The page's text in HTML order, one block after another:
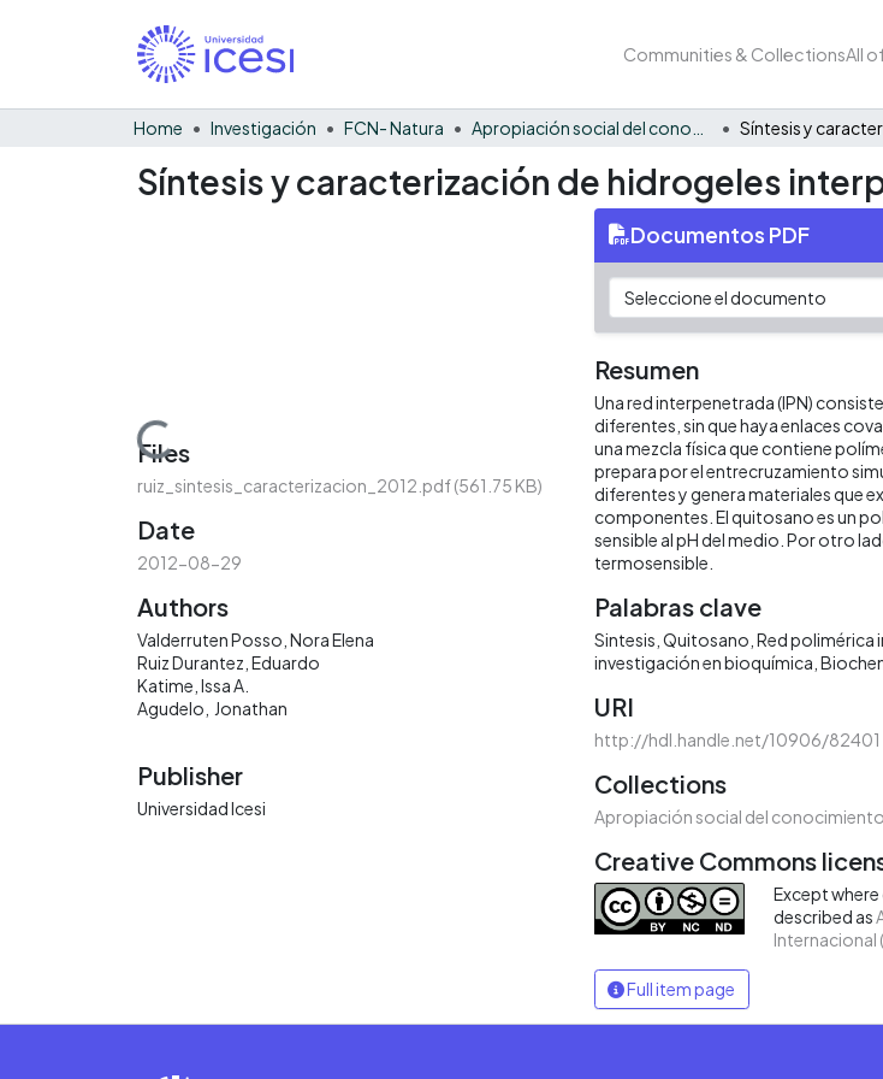
Communities & CollectionsAll
Home Investigación FCN- Natura
Síntesis y caracterización de hidrogeles
Loading...
Files
ruiz_sintesis_caracterizacion_2012.pdf(561.75 KB)
Date
2012-08-29
Authors
Valderruten Posso, Nora Elena
Ruiz Durantez, Eduardo
Katime, Issa A.
Agudelo, Jonathan
Publisher
Universidad Icesi
Documentos PDF
Resumen
Una red interpenetrada (IPN)
diferentes, sin que haya enlaces
una mezcla física que contiene
prepara por el entrecruzamiento
diferentes y genera materiales que
componentes. El quitosano es un
sensible al pH del medio. Por otro
termosensible.
Palabras clave
Sintesis Quitosano Red polimérica
investigación en bioquímica
URI
http://hdl.handle.net/10906/82401
Collections
Apropiación social del conocimiento
Creative Commons
Except
described as
Internacional
Full item page